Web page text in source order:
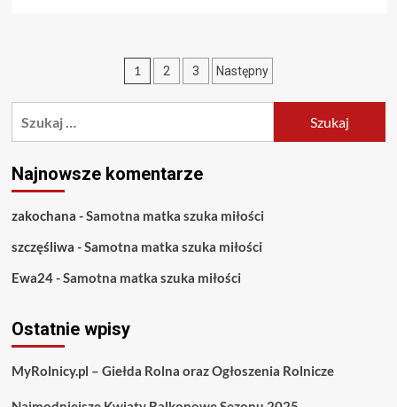
Singielki
Stronicowanie
wpisów
1 2 3 Następny
Najnowsze komentarze
zakochana -Samotna matka szuka miłości
szczęśliwa -Samotna matka szuka miłości
Ewa24-Samotna matka szuka miłości
Ostatnie wpisy
MyRolnicy.pl – Giełda Rolna oraz Ogłoszenia Rolnicze